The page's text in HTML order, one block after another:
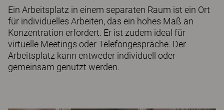
Ein Arbeitsplatz in einem separaten Raum ist ein Ort
für individuelles Arbeiten, das ein hohes Maß an
Konzentration erfordert. Er ist zudem ideal für
virtuelle Meetings oder Telefongespräche. Der
Arbeitsplatz kann entweder individuell oder
gemeinsam genutzt werden.